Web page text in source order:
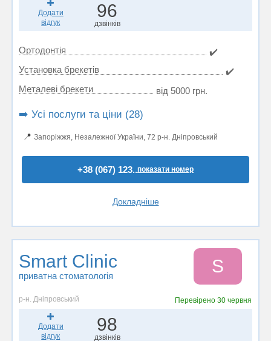
Додати
відгук
96
дзвінків
Ортодонтія
✔️
Установка брекетів
✔️
Металеві брекети
від 5000 грн.
➡️ Усі послуги та ціни (28)
📍 Запоріжжя, Незалежної України, 72 р-н. Дніпровський
+38 (067) 123..показати номер
Докладніше
Smart Clinic
приватна стоматологія S
р-н. Дніпровський Перевірено30 червня
Додати
відгук
98
дзвінків